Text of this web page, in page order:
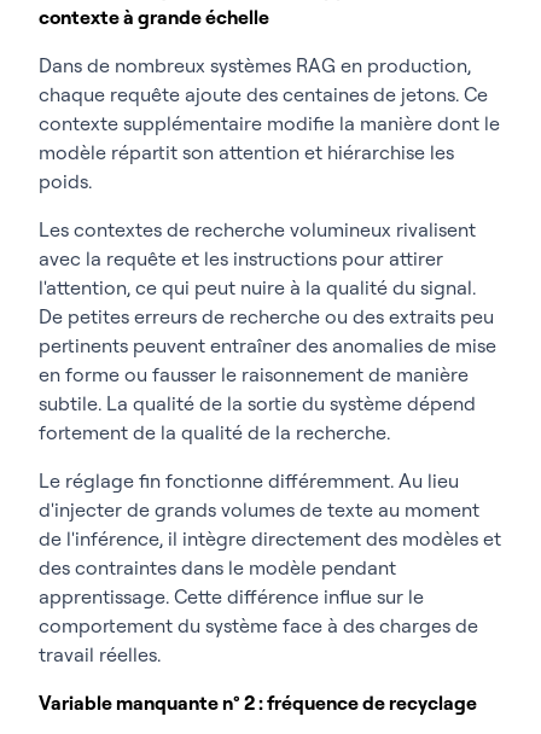
contexte à grande échelle
Dans de nombreux systèmes RAG en production,
chaque requête ajoute des centaines de jetons. Ce
contexte supplémentaire modifie la manière dont le
modèle répartit son attention et hiérarchise les
poids.
Les contextes de recherche volumineux rivalisent
avec la requête et les instructions pour attirer
l'attention, ce qui peut nuire à la qualité du signal.
De petites erreurs de recherche ou des extraits peu
pertinents peuvent entraîner des anomalies de mise
en forme ou fausser le raisonnement de manière
subtile. La qualité de la sortie du système dépend
fortement de la qualité de la recherche.
Le réglage fin fonctionne différemment. Au lieu
d'injecter de grands volumes de texte au moment
de l'inférence, il intègre directement des modèles et
des contraintes dans le modèle pendant
apprentissage. Cette différence influe sur le
comportement du système face à des charges de
travail réelles.
Variable manquante n° 2 : fréquence de recyclage